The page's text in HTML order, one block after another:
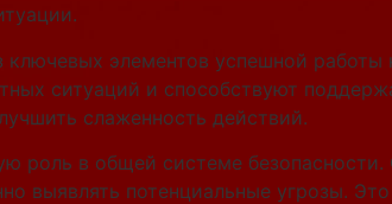
ключевых элементов успешной
ситуаций и способствуют
слаженность действий.
роль в общей системе
выявлять потенциальные угрозы.